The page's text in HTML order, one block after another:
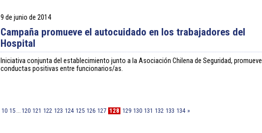
9 de junio de 2014
Campaña promueve el autocuidado en los trabajadores del
Hospital
Iniciativa conjunta del establecimiento junto a la Asociación Chilena de Seguridad, promueve
conductas positivas entre funcionarios/as.
10 15 ...120 121 122 123 124 125 126 127 128 129 130 131 132 133 134 »